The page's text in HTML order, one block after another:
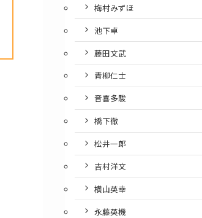
梅村みずほ
池下卓
藤田文武
青柳仁士
音喜多駿
橋下徹
松井一郎
吉村洋文
横山英幸
永藤英機